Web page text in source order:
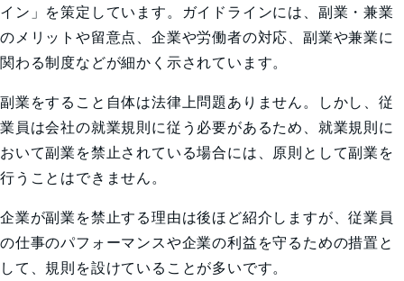
イン」を策定しています。ガイドラインには、副業・兼業
のメリットや留意点、企業や労働者の対応、副業や兼業に
関わる制度などが細かく示されています。
副業をすること自体は法律上問題ありません。しかし、従
業員は会社の就業規則に従う必要があるため、就業規則に
おいて副業を禁止されている場合には、原則として副業を
行うことはできません。
企業が副業を禁止する理由は後ほど紹介しますが、従業員
の仕事のパフォーマンスや企業の利益を守るための措置と
して、規則を設けていることが多いです。